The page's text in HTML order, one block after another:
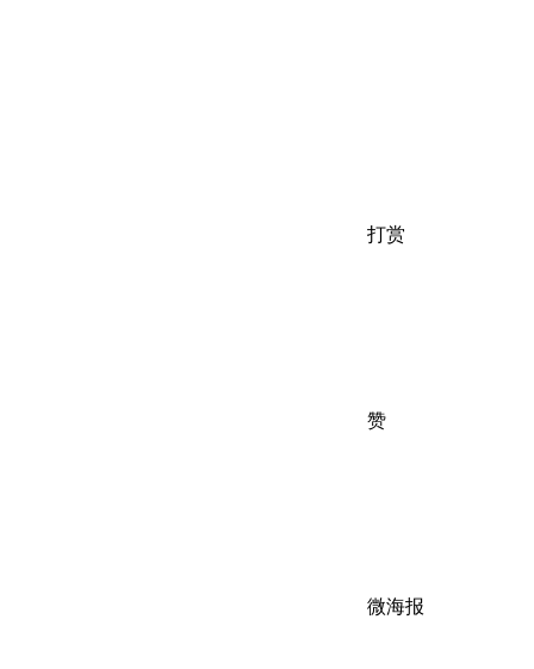
打赏
赞
微海报